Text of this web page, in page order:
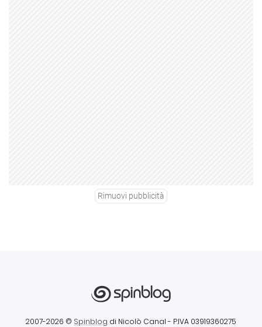
Rimuovi pubblicità
2007-2026 © Spinblog di Nicolò Canal - P.IVA 03919360275